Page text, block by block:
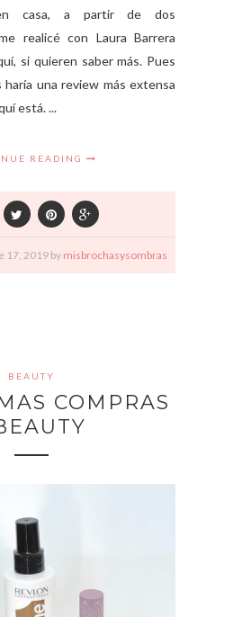
casa, a partir de dos
realicé con Laura Barrera
si quieren saber más. Pues
una review más extensa
está. ...
READING
17, 2019 by misbrochasysombras
BEAUTY
COMPRAS